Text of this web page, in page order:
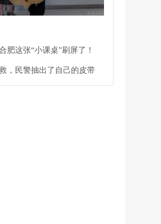
肥这张“小课桌”刷屏了！
，民警抽出了自己的皮带